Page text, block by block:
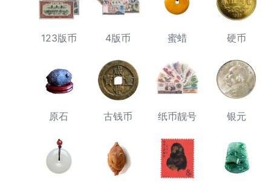
123版币 4版币 蜜蜡 硬币
原石 古钱币 纸币靓号 银元